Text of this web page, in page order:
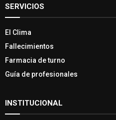
SERVICIOS
El Clima
Fallecimientos
Farmacia de turno
Guía de profesionales
INSTITUCIONAL